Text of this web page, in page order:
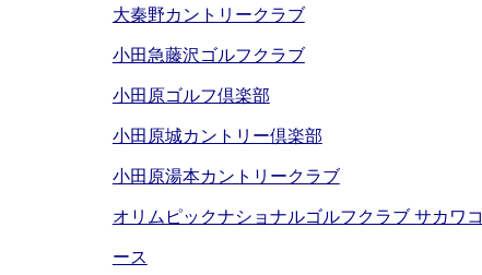
大秦野カントリークラブ
小田急藤沢ゴルフクラブ
小田原ゴルフ倶楽部
小田原城カントリー倶楽部
小田原湯本カントリークラブ
オリムピックナショナルゴルフクラブ サカワコ
ース